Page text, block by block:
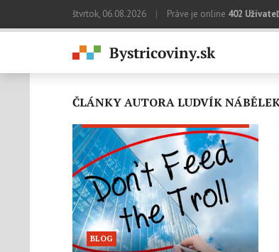
štvrtok, 06.08.2026 | Práve je online 402
ČLÁNKY AUTORA LUDVÍK
BLOG